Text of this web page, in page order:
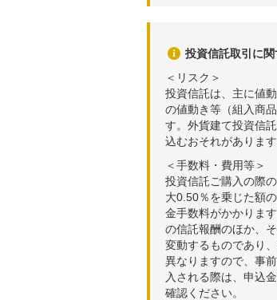
投資信託取引に
＜リスク＞
投資信託は、主に値
の値動き等（組入商
す。外貨建て投資信
込むおそれがありま
＜手数料・費用等＞
投資信託ご購入の際
大0.50％を乗じた額
金手数料がかかりま
の信託報酬のほか、
変動するものであり
異なりますので、事
入される際は、申込
確認ください。